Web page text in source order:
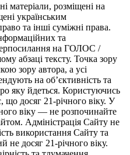
матеріали, розміщені на
українським
та інші суміжні права.
та
на ГОЛОС /
абзаці тексту. Точка зору
зору автора, а усі
на об’єктивність та
яку йдеться. Користуючись
що досяг 21-річного віку. У
віку — не розпочинайте
Адміністрація Сайту не
використання Сайту та
не досяг 21-річного віку.